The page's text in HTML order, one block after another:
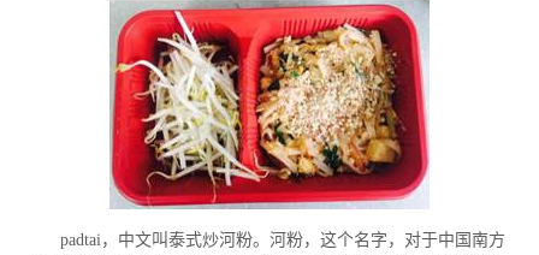
padtai，中文叫泰式炒河粉。河粉，这个名字，对于中国南方